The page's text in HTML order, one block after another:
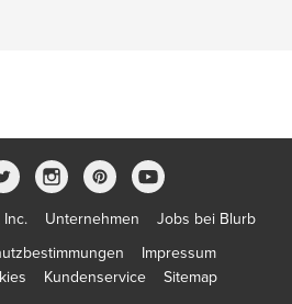
Unternehmen
Jobs bei Blurb
Impressum
Kundenservice Sitemap